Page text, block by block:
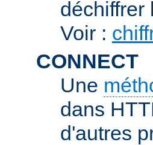
déchiffrer
Voir :
CONNECT
Une
dans
d'autres